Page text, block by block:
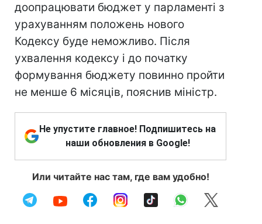
доопрацювати бюджет у парламенті з
урахуванням положень нового
Кодексу буде неможливо. Після
ухвалення кодексу і до початку
формування бюджету повинно пройти
не менше 6 місяців, пояснив міністр.
Не упустите главное! Подпишитесь на
наши обновления в Google!
Или читайте нас там, где вам удобно!